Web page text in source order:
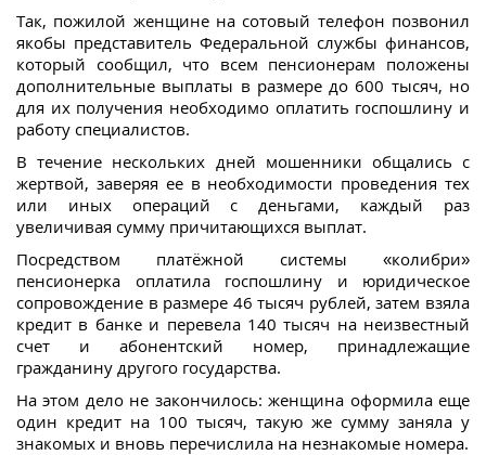
Так, пожилой женщине на сотовый телефон позвонил
якобы представитель Федеральной службы финансов,
который сообщил, что всем пенсионерам положены
дополнительные выплаты в размере до 600 тысяч, но
для их получения необходимо оплатить госпошлину и
работу специалистов.
В течение нескольких дней мошенники общались с
жертвой, заверяя ее в необходимости проведения тех
или иных операций с деньгами, каждый раз
увеличивая сумму причитающихся выплат.
Посредством платёжной системы «колибри»
пенсионерка оплатила госпошлину и юридическое
сопровождение в размере 46 тысяч рублей, затем взяла
кредит в банке и перевела 140 тысяч на неизвестный
счет и абонентский номер, принадлежащие
гражданину другого государства.
На этом дело не закончилось: женщина оформила еще
один кредит на 100 тысяч, такую же сумму заняла у
знакомых и вновь перечислила на незнакомые номера.